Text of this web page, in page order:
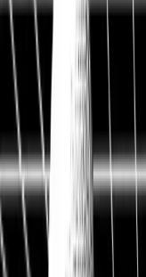
Fair Value, KI-
vertraut von
100M+
Kennzahlen
50 J.
Historische Daten
<10ms
API-Latenz
Kostenlos Aktien